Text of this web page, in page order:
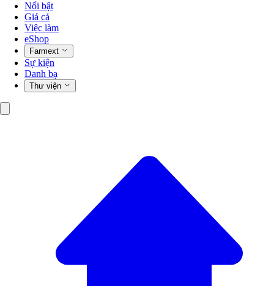
Nổi bật
Giá cả
Việc làm
eShop
Farmext
Sự kiện
Danh bạ
Thư viện